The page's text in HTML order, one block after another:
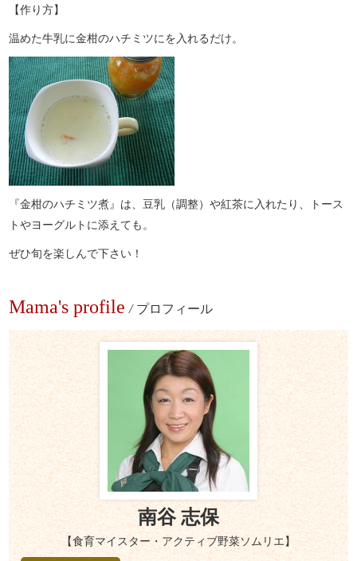
【作り方】
温めた牛乳に金柑のハチミツにを入れるだけ。
『金柑のハチミツ煮』は、豆乳（調整）や紅茶に入れたり、トース
トやヨーグルトに添えても。
ぜひ旬を楽しんで下さい！
Mama's profile / プロフィール
南谷 志保
【食育マイスター・アクティブ野菜ソムリエ】